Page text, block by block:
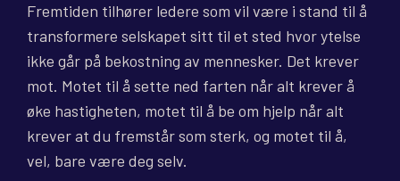
Fremtiden tilhører ledere som vil være i stand til å
transformere selskapet sitt til et sted hvor ytelse
ikke går på bekostning av mennesker. Det krever
mot. Motet til å sette ned farten når alt krever å
øke hastigheten, motet til å be om hjelp når alt
krever at du fremstår som sterk, og motet til å,
vel, bare være deg selv.